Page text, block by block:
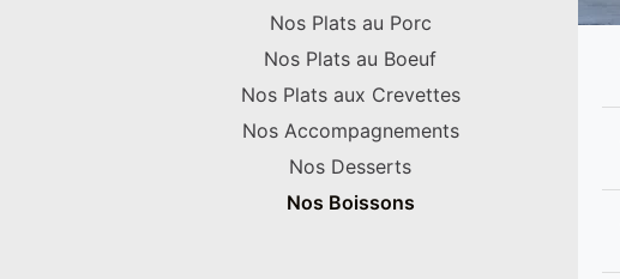
Nos Plats au Porc
Nos Plats au Boeuf
Nos Plats aux Crevettes
Nos Accompagnements
Nos Desserts
Nos Boissons